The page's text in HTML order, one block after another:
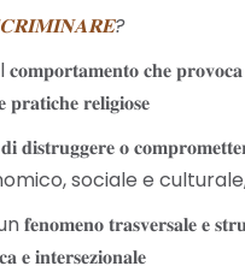
?
𝐜𝐡𝐞 𝐩𝐫𝐨𝐯𝐨𝐜𝐚 𝐮𝐧𝐚
𝐫𝐞𝐥𝐢𝐠𝐢𝐨𝐬𝐞
𝐨 𝐜𝐨𝐦𝐩𝐫𝐨𝐦𝐞𝐭𝐭𝐞𝐫𝐞
sociale e
𝐭𝐫𝐚𝐬𝐯𝐞𝐫𝐬𝐚𝐥𝐞 𝐞
𝐞 𝐢𝐧𝐭𝐞𝐫𝐬𝐞𝐳𝐢𝐨𝐧𝐚𝐥𝐞